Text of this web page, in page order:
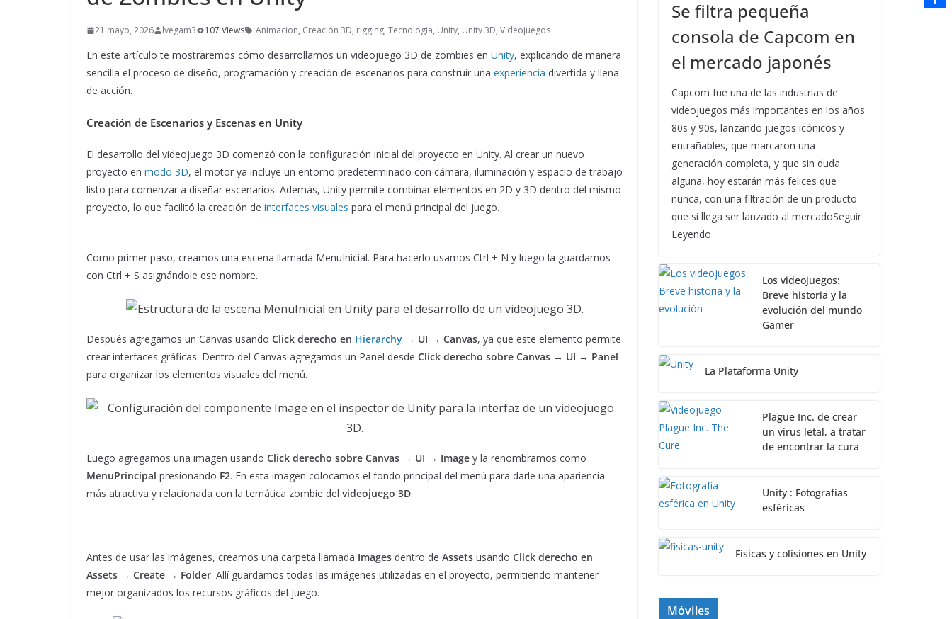
21 mayo, 2026 lvegam3 107 Views Animacion, Creación 3D, rigging, Tecnologia, Unity, Unity 3D, Videojuegos
En este artículo te mostraremos cómo desarrollamos un videojuego 3D de zombies en Unity, explicando de manera
sencilla el proceso de diseño, programación y creación de escenarios para construir una experiencia divertida y llena
de acción.
Creación de Escenarios y Escenas en Unity
El desarrollo del videojuego 3D comenzó con la configuración inicial del proyecto en Unity. Al crear un nuevo
proyecto en modo 3D, el motor ya incluye un entorno predeterminado con cámara, iluminación y espacio de trabajo
listo para comenzar a diseñar escenarios. Además, Unity permite combinar elementos en 2D y 3D dentro del mismo
proyecto, lo que facilitó la creación de interfaces visuales para el menú principal del juego.
Como primer paso, creamos una escena llamada MenuInicial. Para hacerlo usamos Ctrl + N y luego la guardamos
con Ctrl + S asignándole ese nombre.
Después agregamos un Canvas usando Click derecho en Hierarchy → UI → Canvas, ya que este elemento permite
crear interfaces gráficas. Dentro del Canvas agregamos un Panel desde Click derecho sobre Canvas → UI → Panel
para organizar los elementos visuales del menú.
Luego agregamos una imagen usando Click derecho sobre Canvas → UI → Image y la renombramos como
MenuPrincipal presionando F2. En esta imagen colocamos el fondo principal del menú para darle una apariencia
más atractiva y relacionada con la temática zombie del videojuego 3D.
Antes de usar las imágenes, creamos una carpeta llamada Images dentro de Assets usando Click derecho en
Assets → Create → Folder. Allí guardamos todas las imágenes utilizadas en el proyecto, permitiendo mantener
mejor organizados los recursos gráficos del juego.
Se filtra pequeña
consola de Capcom en
el mercado japonés
Capcom fue una de las industrias de
videojuegos más importantes en los años
80s y 90s, lanzando juegos icónicos y
entrañables, que marcaron una
generación completa, y que sin duda
alguna, hoy estarán más felices que
nunca, con una filtración de un producto
que si llega ser lanzado al mercadoSeguir
Leyendo
Los videojuegos:
Breve historia y la
evolución del mundo
Gamer
La Plataforma Unity
Plague Inc. de crear
un virus letal, a tratar
de encontrar la cura
Unity : Fotografías
esféricas
Físicas y colisiones en Unity
Móviles
n
a